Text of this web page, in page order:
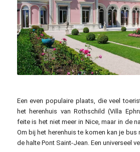
Een even populaire plaats, die veel
het herenhuis van Rothschild (Villa
feite is het niet meer in Nice, maar in de
Om bij het herenhuis te komen kan je bus
de halte Pont Saint-Jean. Een universeel